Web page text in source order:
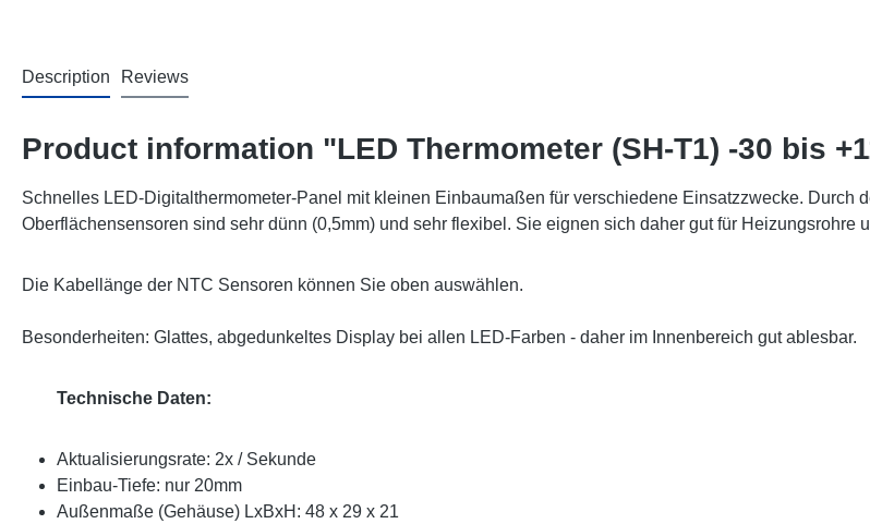
Description Reviews
Product information "LED Thermometer (SH-T1) -30 bis
Schnelles LED-Digitalthermometer-Panel mit kleinen Einbaumaßen für verschiedene Einsatzzwecke.
Oberflächensensoren sind sehr dünn (0,5mm) und sehr flexibel. Sie eignen sich daher gut für Heizungsrohre
Die Kabellänge der NTC Sensoren können Sie oben auswählen.
Besonderheiten: Glattes, abgedunkeltes Display bei allen LED-Farben - daher im Innenbereich gut ablesbar.
Technische Daten:
Aktualisierungsrate: 2x / Sekunde
Einbau-Tiefe: nur 20mm
Außenmaße (Gehäuse) LxBxH: 48 x 29 x 21